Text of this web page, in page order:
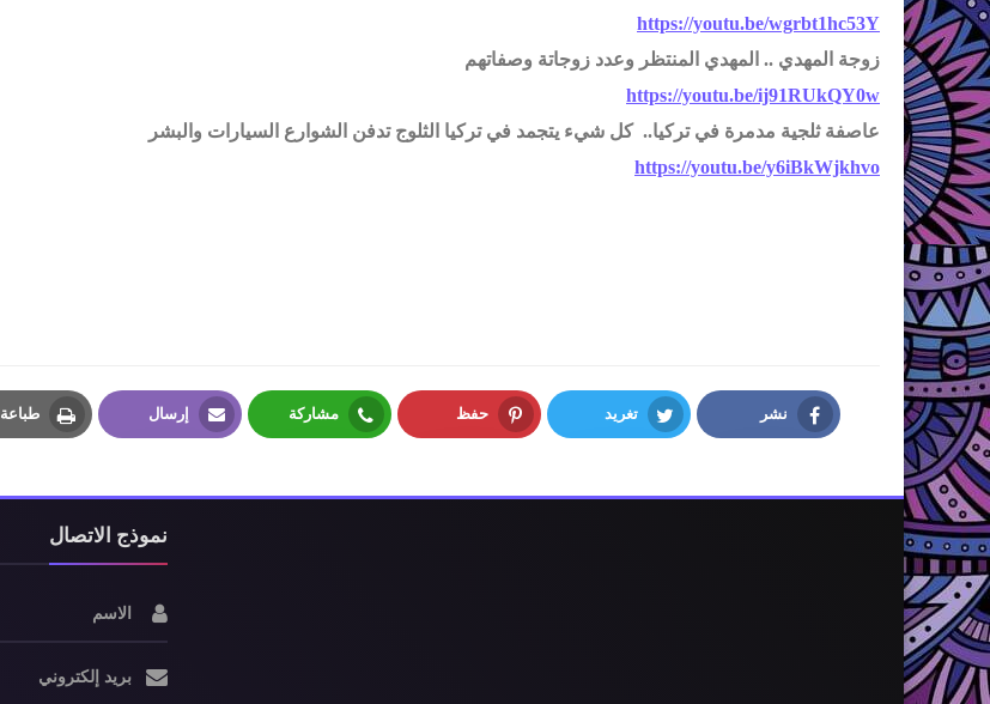
https://youtu.be/wgrbt1hc53Y
زوجة المهدي .. المهدي المنتظر وعدد زوجاتة وصفاتهم
https://youtu.be/ij91RUkQY0w
عاصفة ثلجية مدمرة في تركيا.. كل شيء يتجمد في تركيا الثلوج تدفن الشوارع السيارات والبشر
https://youtu.be/y6iBkWjkhvo
نشر تغريد حفظ مشاركة إرسال طباعة
نموذج الاتصال
الاسم
بريد إلكتروني